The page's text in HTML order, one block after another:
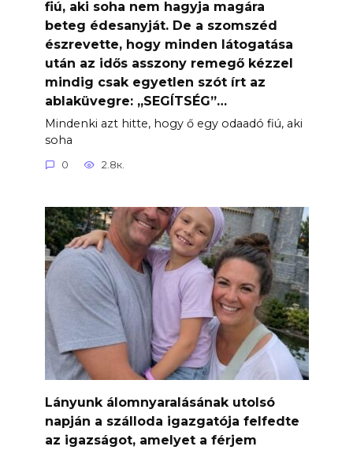
fiú, aki soha nem hagyja magára
beteg édesanyját. De a szomszéd
észrevette, hogy minden látogatása
után az idős asszony remegő kézzel
mindig csak egyetlen szót írt az
ablaküvegre: „SEGÍTSÉG”…
Mindenki azt hitte, hogy ő egy odaadó fiú, aki
soha
0 2.8к.
Lányunk álomnyaralásának utolsó
napján a szálloda igazgatója felfedte
az igazságot, amelyet a férjem